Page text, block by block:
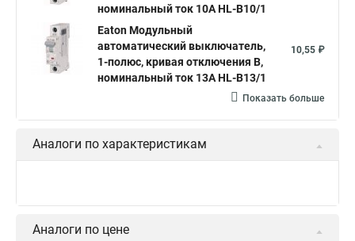
номинальный ток 10А HL-B10/1
Eaton Модульный
автоматический выключатель,
1-полюс, кривая отключения B,
номинальный ток 13А HL-B13/1
10,55 ₽
Показать больше
Аналоги по характеристикам
Аналоги по цене